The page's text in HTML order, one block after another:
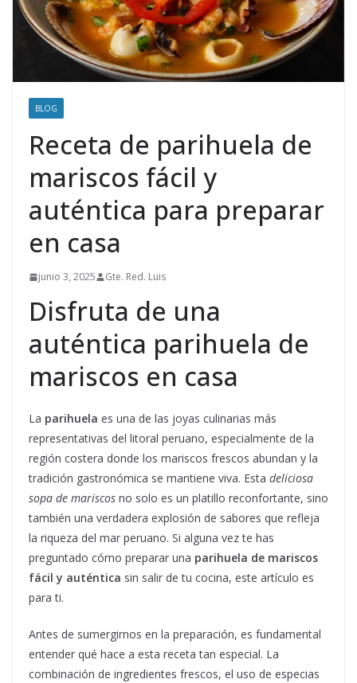
BLOG
Receta de parihuela de
mariscos fácil y
auténtica para preparar
en casa
junio 3, 2025 Gte. Red. Luis
Disfruta de una
auténtica parihuela de
mariscos en casa
La parihuela es una de las joyas culinarias más
representativas del litoral peruano, especialmente de la
región costera donde los mariscos frescos abundan y la
tradición gastronómica se mantiene viva. Esta deliciosa
sopa de mariscos no solo es un platillo reconfortante, sino
también una verdadera explosión de sabores que refleja
la riqueza del mar peruano. Si alguna vez te has
preguntado cómo preparar una parihuela de mariscos
fácil y auténtica sin salir de tu cocina, este artículo es
para ti.
Antes de sumergirnos en la preparación, es fundamental
entender qué hace a esta receta tan especial. La
combinación de ingredientes frescos, el uso de especias